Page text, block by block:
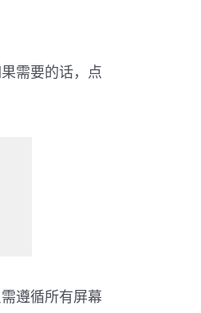
需要的话，点
遵循所有屏幕